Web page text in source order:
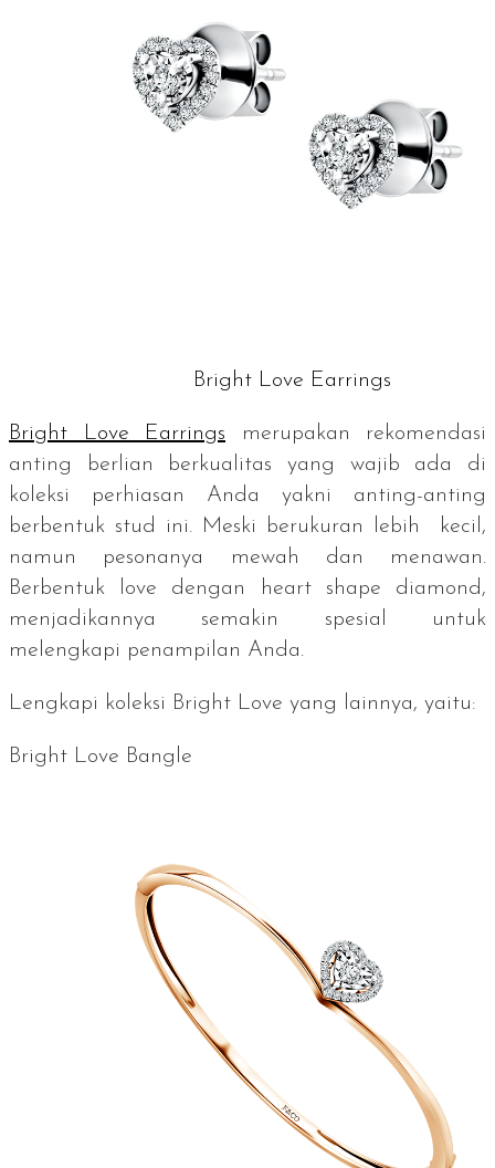
Bright Love Earrings
Bright Love Earrings merupakan rekomendasi
anting berlian berkualitas yang wajib ada di
koleksi perhiasan Anda yakni anting-anting
berbentuk stud ini. Meski berukuran lebih kecil,
namun pesonanya mewah dan menawan.
Berbentuk love dengan heart shape diamond,
menjadikannya semakin spesial untuk
melengkapi penampilan Anda.
Lengkapi koleksi Bright Love yang lainnya, yaitu:
Bright Love Bangle